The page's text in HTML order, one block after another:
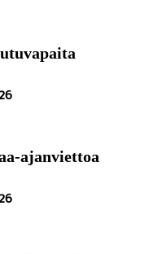
ajanviettoa